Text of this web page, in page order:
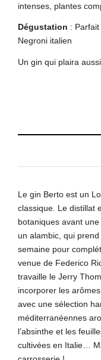
intenses, plantes
Dégustation :
Negroni italien
Un gin qui plaira
Le gin Berto est un
classique. Le distillat
botaniques avant
un alambic, qui
semaine pour
venue de Federico
travaille le Jerry
incorporer les
avec une sélection
méditerranéennes
l’absinthe et les
cultivées en Italie…